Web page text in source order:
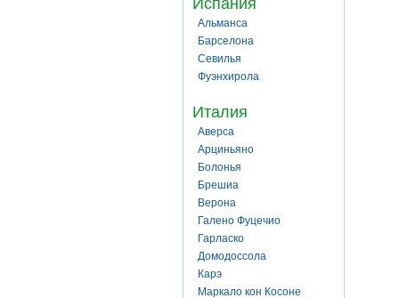
Испания
Альманса
Барселона
Севилья
Фуэнхирола
Италия
Аверса
Арциньяно
Болонья
Брешиа
Верона
Галено Фуцечио
Гарласко
Домодоссола
Карэ
Маркало кон Косоне